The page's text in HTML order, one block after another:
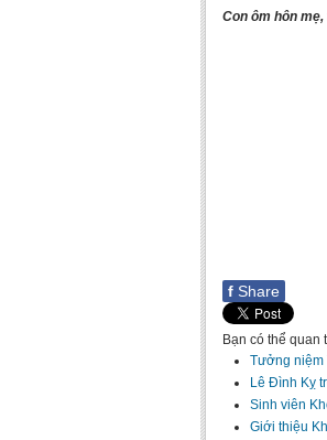
Con ôm hôn
f Share
Bạn có thể quan
Tưởng niệm
Lê Đình Kỵ
Sinh viên
Giới thiệu